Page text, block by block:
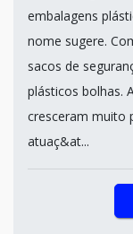
embalagens
nome sugere.
sacos de
plásticos bolhas.
cresceram muito
atuaç&at...